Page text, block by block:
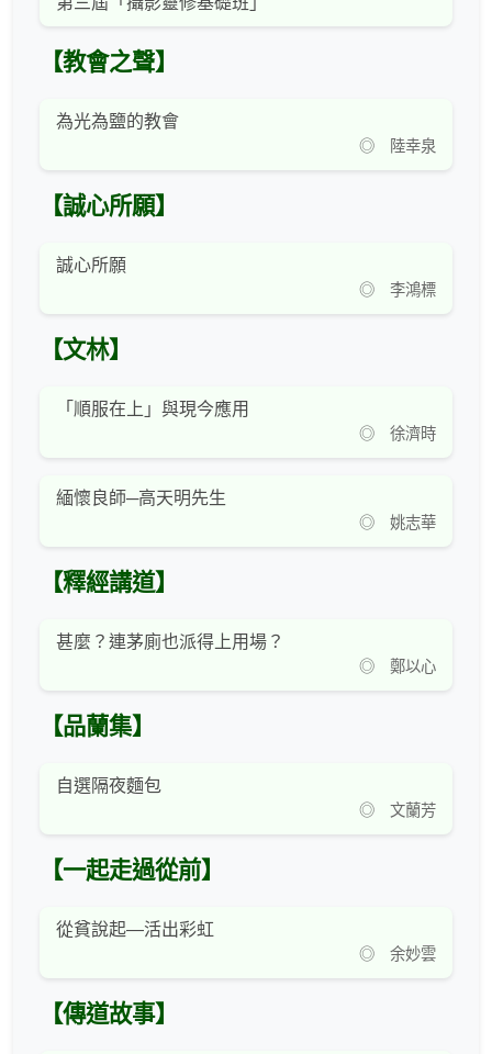
【教會之聲】
為光為鹽的教會
◎ 陸幸泉
【誠心所願】
誠心所願
◎ 李鴻標
【文林】
「順服在上」與現今應用
◎ 徐濟時
緬懷良師─高天明先生
◎ 姚志華
【釋經講道】
甚麼？連茅廁也派得上用場？
◎ 鄭以心
【品蘭集】
自選隔夜麵包
◎ 文蘭芳
【一起走過從前】
從貧說起—活出彩虹
◎ 余妙雲
【傳道故事】